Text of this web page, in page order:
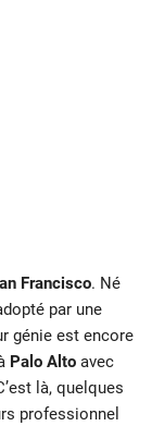
Francisco. Né
par une
génie est encore
Palo Alto avec
là, quelques
professionnel